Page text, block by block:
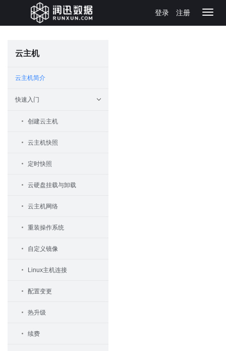
登录 注册
云主机
云主机简介
快速入门
创建云主机
云主机快照
定时快照
云硬盘挂载与卸载
云主机网络
重装操作系统
自定义镜像
Linux主机连接
配置变更
热升级
续费